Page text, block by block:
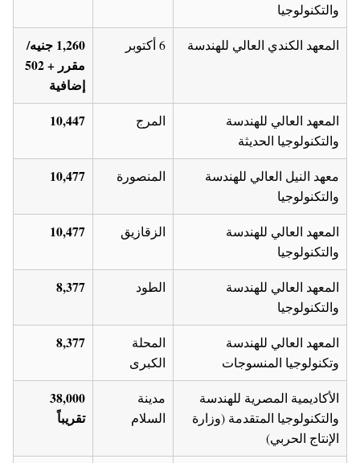
والتكنولوجيا
المعهد الكندي العالي للهندسة 6 أكتوبر
1,260 جنيه/
مقرر + 502
إضافية
المعهد العالي للهندسة
والتكنولوجيا الحديثة
المرج 10,447
معهد النيل العالي للهندسة
والتكنولوجيا
المنصورة 10,477
المعهد العالي للهندسة
والتكنولوجيا
الزقازيق 10,477
المعهد العالي للهندسة
والتكنولوجيا
الطود 8,377
المعهد العالي للهندسة
وتكنولوجيا المنسوجات
المحلة
الكبرى
8,377
الأكاديمية المصرية للهندسة
والتكنولوجيا المتقدمة (وزارة
الإنتاج الحربي)
مدينة
السلام
38,000
تقريباً